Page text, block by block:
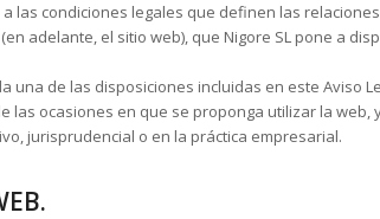
las condiciones legales que definen las
adelante, el sitio web), que Nigore SL pone a
de las disposiciones incluidas en este Aviso
ocasiones en que se proponga utilizar la web,
jurisprudencial o en la práctica empresarial.